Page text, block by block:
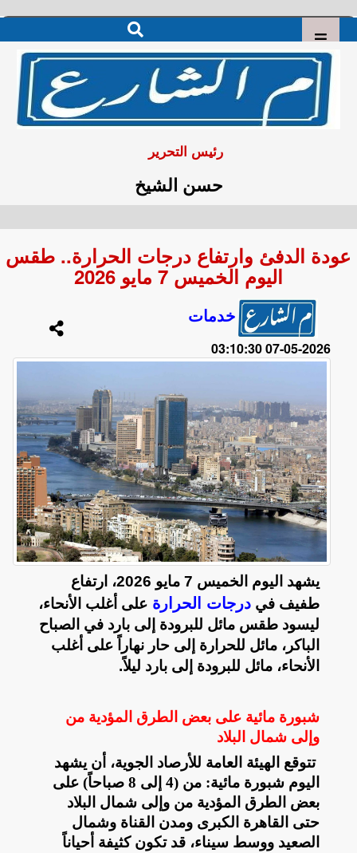
رئيس التحرير
حسن الشيخ
عودة الدفئ وارتفاع درجات الحرارة.. طقس
اليوم الخميس 7 مايو 2026
خدمات
2026-05-07 03:10:30
يشهد اليوم الخميس 7 مايو 2026، ​ارتفاع
طفيف فيدرجات الحرارةعلى أغلب الأنحاء،
ل​يسود طقس مائل للبرودة إلى بارد في الصباح
الباكر، مائل للحرارة إلى حار نهاراً على أغلب
الأنحاء، مائل للبرودة إلى بارد ليلاً.
شبورة مائية على بعض الطرق المؤدية من
وإلى شمال البلاد
تتوقع الهيئة العامة للأرصاد الجوية، أن يشهد
اليوم
شبورة مائية: من (4 إلى 8 صباحاً) على
بعض الطرق المؤدية من وإلى شمال البلاد
حتى القاهرة الكبرى ومدن القناة وشمال
الصعيد ووسط سيناء، قد تكون كثيفة أحياناً